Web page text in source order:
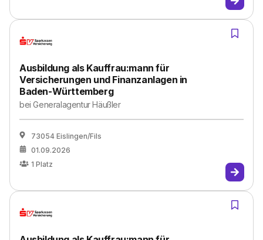
Ausbildung als Kauffrau:mann für
Versicherungen und Finanzanlagen in
Baden-Württemberg
beiGeneralagentur Häußler
73054 Eislingen/Fils
01.09.2026
1 Platz